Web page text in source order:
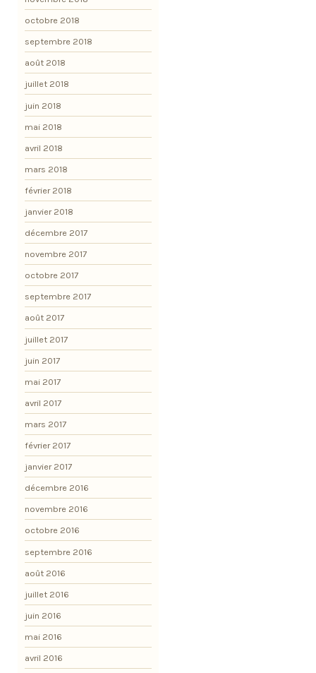
octobre 2018
septembre 2018
août 2018
juillet 2018
juin 2018
mai 2018
avril 2018
mars 2018
février 2018
janvier 2018
décembre 2017
novembre 2017
octobre 2017
septembre 2017
août 2017
juillet 2017
juin 2017
mai 2017
avril 2017
mars 2017
février 2017
janvier 2017
décembre 2016
novembre 2016
octobre 2016
septembre 2016
août 2016
juillet 2016
juin 2016
mai 2016
avril 2016